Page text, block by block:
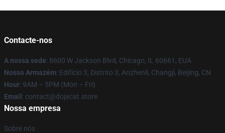
Contacte-nos
A nossa sede: 8600 W Jackson Blvd, Chicago, IL 60661, EUA
Nosso Armazém: Edifício 3, Distrito 3, Anzhenli, Changji, Beijing, CN
Hour: 9AM – 5PM (Mon – Fri)
Email : contact@dojacat.store
Nossa empresa
Sobre nós